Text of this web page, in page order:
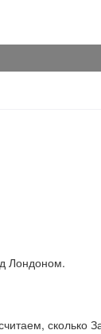
Лондоном.
сколько